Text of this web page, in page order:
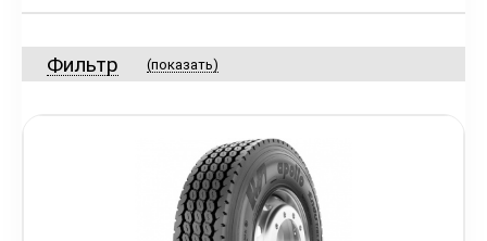
Фильтр (показать)